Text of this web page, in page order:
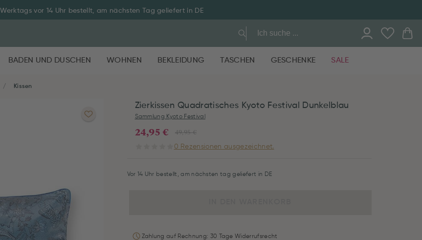
Werktags vor 14 Uhr bestellt, am nächsten Tag geliefert in DE
BADEN UND DUSCHEN WOHNEN BEKLEIDUNG TASCHEN GESCHENKE SALE
Kissen
Zierkissen Quadratisches Kyoto Festival Dunkelblau
Sammlung Kyoto Festival
49,95 €
24,95 €
0 Rezensionen ausgezeichnet.
Vor 14 Uhr bestellt, am nächsten tag geliefert in DE
Zahlung auf Rechnung: 30 Tage Widerrufsrecht